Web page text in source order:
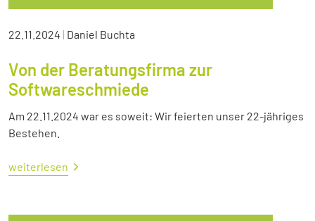
22.11.2024 | Daniel Buchta
Von der Beratungsfirma zur
Softwareschmiede
Am 22.11.2024 war es soweit: Wir feierten unser 22-jähriges
Bestehen.
weiterlesen